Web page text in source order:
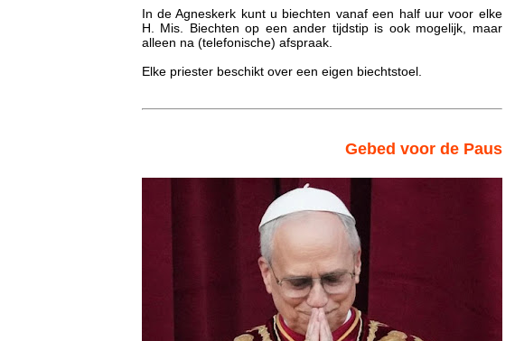
In de Agneskerk kunt u biechten vanaf een half uur voor elke
H. Mis. Biechten op een ander tijdstip is ook mogelijk, maar
alleen na (telefonische) afspraak.
Elke priester beschikt over een eigen biechtstoel.
Gebed voor de Paus